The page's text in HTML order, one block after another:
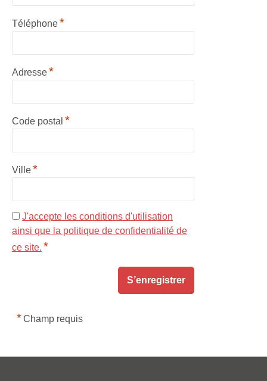
Téléphone*
Adresse*
Code postal *
Ville*
J'accepte les conditions d'utilisation
ainsi que la politique de confidentialité de
ce site. *
*Champ requis